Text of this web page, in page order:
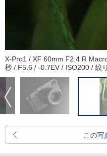
X-Pro1 / XF 60mm F2.4 R
秒 / F5.6 / -0.7EV / ISO200 / 絞
この写